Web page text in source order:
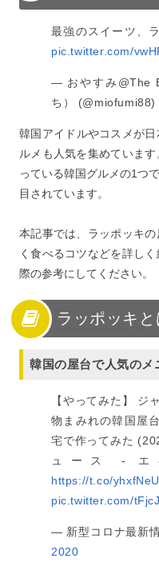
5
ラッポッキは辛いも
メ！
最強のスイーツ、
pic.twitter.com/
— おやすみ@The
ち） (@miofumi88)
韓国アイドルやコスメが
ルメも人気を集めていま
っている韓国グルメの1つ
目されています。
本記事では、ラッポッキ
く食べるコツなどを詳し
際の参考にしてください。
ラッポッキと
韓国の屋台で人気のメ
【やってみた】 ジ
物まみれの韓国屋
宅で作ってみた
ュース - エ
https://t.co/
pic.twitter.com/
— 新型コロナ最新
2020